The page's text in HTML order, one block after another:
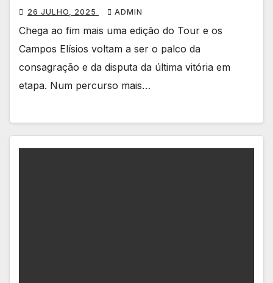
26 JULHO, 2025 ADMIN
Chega ao fim mais uma edição do Tour e os
Campos Elísios voltam a ser o palco da
consagração e da disputa da última vitória em
etapa. Num percurso mais…